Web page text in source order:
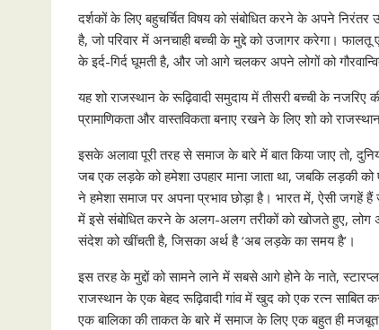
दर्शकों के लिए बहुचर्चित विषय को संबोधित करने के अपने
है, जो परिवार में अनचाही बच्ची के मुद्दे को उजागर करेगा। फालतू
के इर्द-गिर्द घूमती है, और जो आगे चलकर अपने लोगों को
यह शो राजस्थान के रूढ़िवादी समुदाय में तीसरी बच्ची के
प्रामाणिकता और वास्तविकता बनाए रखने के लिए शो को
इसके अलावा पूरी तरह से समाज के बारे में बात किया जाए तो,
जब एक लड़के को हमेशा उपहार माना जाता था, जबकि लड़की
ने हमेशा समाज पर अपना प्रभाव छोड़ा है। भारत में, ऐसी जगहें
में इसे संबोधित करने के अलग-अलग तरीकों को खोजते हुए, लोग
संदेश को खींचती है, जिसका अर्थ है ‘अब लड़के का समय है’।
इस तरह के मुद्दों को सामने लाने में सबसे आगे होने के नाते,
राजस्थान के एक बेहद रूढ़िवादी गांव में खुद को एक रत्न साबित
एक बालिका की ताकत के बारे में समाज के लिए एक बहुत ही